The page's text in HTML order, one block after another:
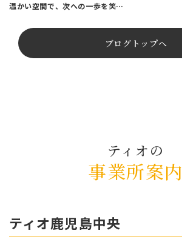
温かい空間で、次への一歩を笑顔
ブログトップへ
ティオの
事業所案内
ティオ⿅児島中央